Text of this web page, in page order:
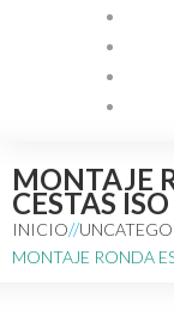
MONTAJE
CESTAS ISO
INICIO
MONTAJE RONDA